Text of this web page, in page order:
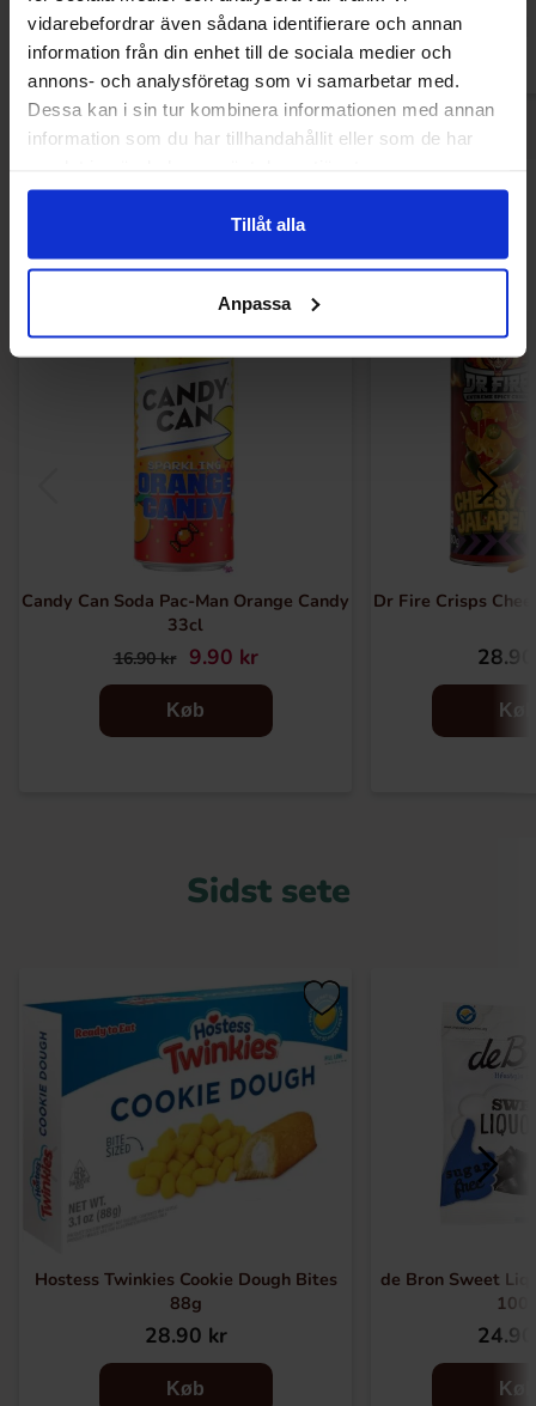
vidarebefordrar även sådana identifierare och annan
information från din enhet till de sociala medier och
annons- och analysföretag som vi samarbetar med.
Dessa kan i sin tur kombinera informationen med annan
information som du har tillhandahållit eller som de har
Tillåt alla
Anpassa
Andre kunne lide
Candy Can Soda Pac-Man Orange Candy
33cl
16.90 kr 9.90 kr
Køb
Dr Fire Crisps
Køb
Sidst sete
Hostess Twinkies Cookie Dough Bites
88g
28.90 kr
Køb
de Bron Sweet
Køb